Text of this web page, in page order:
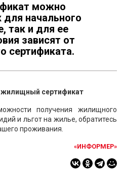
можно
для начального
так и для ее
зависят от
сертификата.
жилищный сертификат
получения жилищного
и льгот на жилье, обратитесь
проживания.
«ИНФОРМЕР»